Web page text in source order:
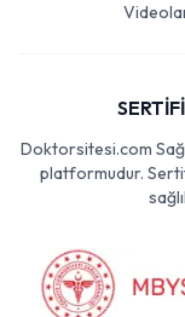
Doktorsitesi.com
platformudur.